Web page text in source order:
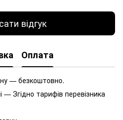
відгук
Оплата
— безкоштовно.
Згідно тарифів перевізника